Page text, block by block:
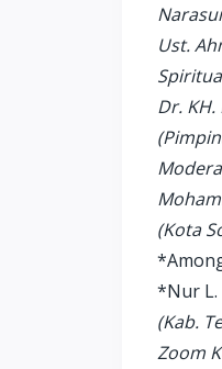
Ust.
Dr. KH.
(Kota
*Nur
(Kab.
Zoom